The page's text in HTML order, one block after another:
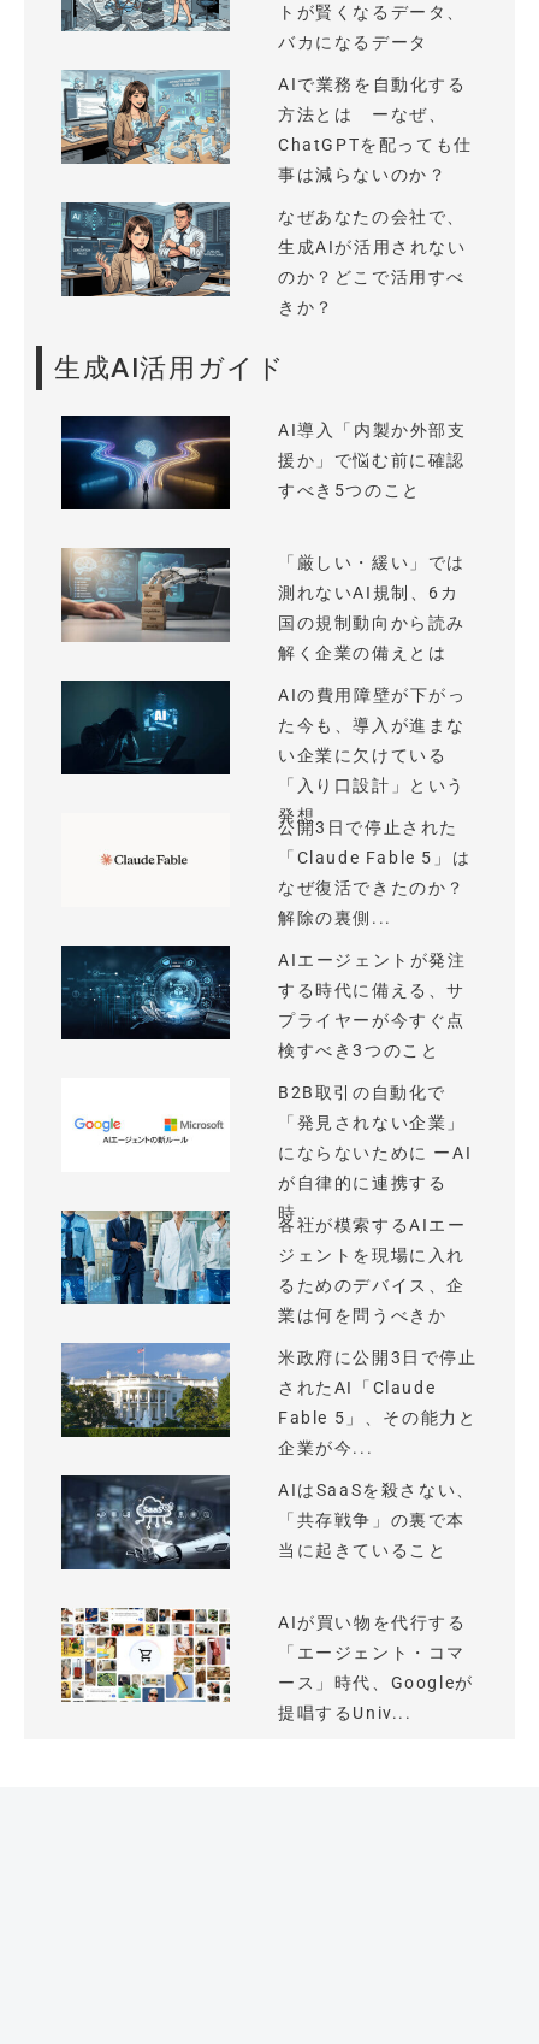
トが賢くなるデータ、
バカになるデータ
AIで業務を自動化する
方法とは ーなぜ、
ChatGPTを配っても仕
事は減らないのか？
なぜあなたの会社で、
生成AIが活用されない
のか？どこで活用すべ
きか？
生成AI活用ガイド
AI導入「内製か外部支
援か」で悩む前に確認
すべき5つのこと
「厳しい・緩い」では
測れないAI規制、6カ
国の規制動向から読み
解く企業の備えとは
AIの費用障壁が下がっ
た今も、導入が進まな
い企業に欠けている
「入り口設計」という
発想
公開3日で停止された
「Claude Fable 5」は
なぜ復活できたのか？
解除の裏側...
AIエージェントが発注
する時代に備える、サ
プライヤーが今すぐ点
検すべき3つのこと
B2B取引の自動化で
「発見されない企業」
にならないために ーAI
が自律的に連携する
時...
各社が模索するAIエー
ジェントを現場に入れ
るためのデバイス、企
業は何を問うべきか
米政府に公開3日で停止
されたAI「Claude
Fable 5」、その能力と
企業が今...
AIはSaaSを殺さない、
「共存戦争」の裏で本
当に起きていること
AIが買い物を代行する
「エージェント・コマ
ース」時代、Googleが
提唱するUniv...